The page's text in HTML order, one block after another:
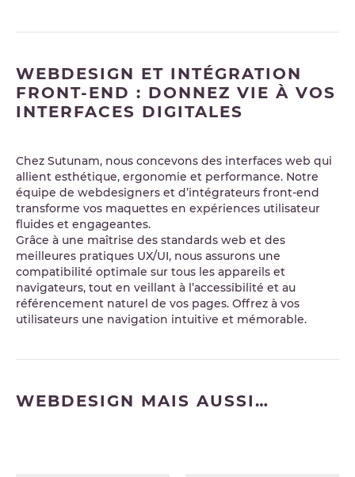
WEBDESIGN ET INTÉGRATION
FRONT-END : DONNEZ VIE À VOS
INTERFACES DIGITALES
Chez Sutunam, nous concevons des interfaces web qui
allient esthétique, ergonomie et performance. Notre
équipe de webdesigners et d’intégrateurs front-end
transforme vos maquettes en expériences utilisateur
fluides et engageantes.
Grâce à une maîtrise des standards web et des
meilleures pratiques UX/UI, nous assurons une
compatibilité optimale sur tous les appareils et
navigateurs, tout en veillant à l’accessibilité et au
référencement naturel de vos pages. Offrez à vos
utilisateurs une navigation intuitive et mémorable.
WEBDESIGN MAIS AUSSI…